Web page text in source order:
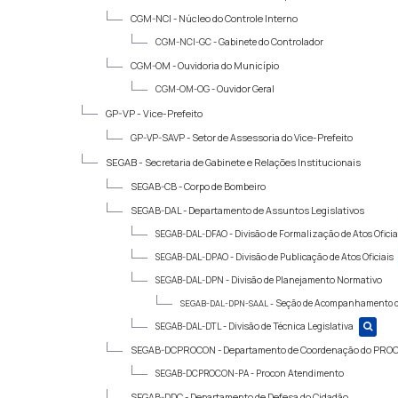
CGM-NCI - Núcleo do Controle Interno
CGM-NCI-GC -Gabinete do Controlador
CGM-OM -Ouvidoria do Município
CGM-OM-OG -Ouvidor Geral
GP-VP - Vice-Prefeito
GP-VP-SAVP - Setor de Assessoria do Vice-Prefeito
SEGAB - Secretaria de Gabinete e Relações Institucionais
SEGAB-CB -Corpo de Bombeiro
SEGAB-DAL - Departamento de Assuntos Legislativos
SEGAB-DAL-DFAO - Divisão de Formalização de Atos
SEGAB-DAL-DPAO - Divisão de Publicação de Atos Oficiais
SEGAB-DAL-DPN - Divisão de Planejamento Normativo
SEGAB-DAL-DPN-SAAL - Seção de Acompanhamento
SEGAB-DAL-DTL - Divisão de Técnica Legislativa
SEGAB-DCPROCON - Departamento de Coordenação do
SEGAB-DCPROCON-PA - Procon Atendimento